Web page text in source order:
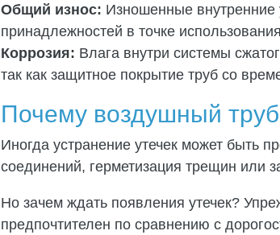
Общий износ: Изношенные внутренние
принадлежностей в точке
Коррозия: Влага внутри системы
так как защитное покрытие труб со
Почему воздушный
Иногда устранение утечек может быть
соединений, герметизация трещин или
Но зачем ждать появления утечек?
предпочтителен по сравнению с